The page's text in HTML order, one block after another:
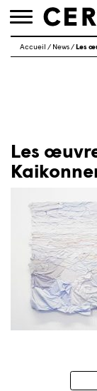
Toggle
Accueil / News/ Les
Les
Navigation